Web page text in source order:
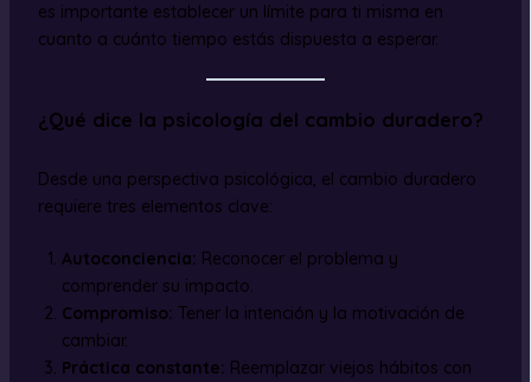
es importante establecer un límite para ti misma en
cuanto a cuánto tiempo estás dispuesta a esperar.
¿Qué dice la psicología del cambio duradero?
Desde una perspectiva psicológica, el cambio duradero
requiere tres elementos clave:
Autoconciencia: Reconocer el problema y
comprender su impacto.
Compromiso: Tener la intención y la motivación de
cambiar.
Práctica constante: Reemplazar viejos hábitos con